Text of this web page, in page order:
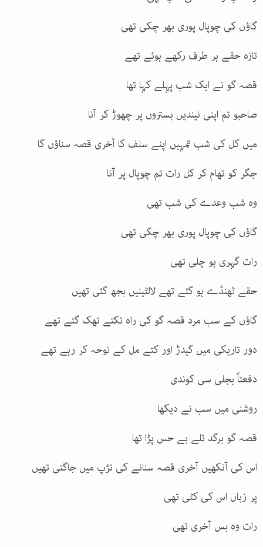
گاؤں کی چوپال پوری بھر چکی تھی
تازہ حقے ہر طرف رکھے ہوئے تھے
قصہ گو نے ایک شب پہلے کہا تھا
صاحبو تم اپنی نیندیں بستروں پر چھوڑ کر آنا
میں کل کی شب تمہیں اپنے سلف کا آخری قصہ سناؤں گا
جگر کو تھام کر کل رات تم چوپال پر آنا
وہ شب وعدے کی شب تھی
گاؤں کی چوپال پوری بھر چکی تھی
رات گہری ہو چلی تھی
حقے ٹھنڈے ہو گئے تھے لالٹینیں بجھ گئی تھیں
گاؤں کے سب مرد قصہ گو کی راہ تکتے تھک گئے تھے
دور تاریکی میں گیدڑ اور کتے مل کے نوحہ کر رہے تھے
دفعتاً بجلی سی کوندی
روشنی میں سب نے دیکھا
قصہ گو برگد تلے بے حس پڑا تھا
اس کی آنکھیں آخری قصہ سنانے کی تڑپ میں جاگتی تھیں
پر زباں اس کی کٹی تھی
رات وہ بس آخری تھی